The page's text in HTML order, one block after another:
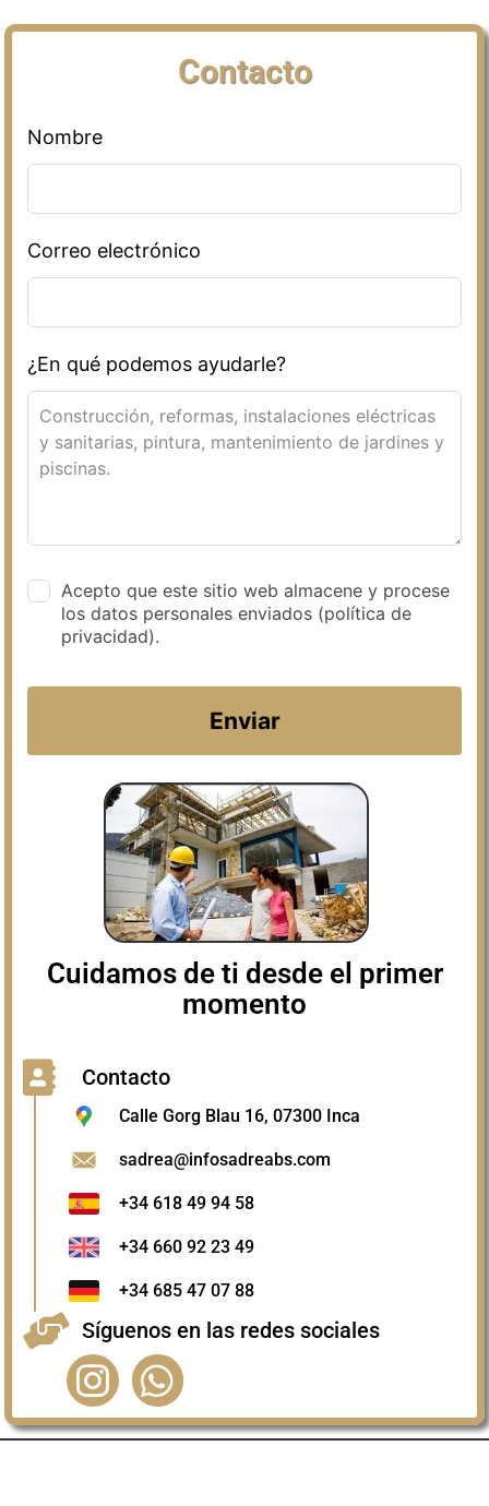
Contacto
Nombre
Correo electrónico
¿En qué podemos ayudarle?
Acepto que este sitio web almacene y procese
los datos personales enviados (política de
privacidad).
Enviar
Cuidamos de ti desde el primer
momento
Contacto
Calle Gorg Blau 16, 07300 Inca
sadrea@infosadreabs.com
+34 618 49 94 58
+34 660 92 23 49
+34 685 47 07 88
Síguenos en las redes sociales